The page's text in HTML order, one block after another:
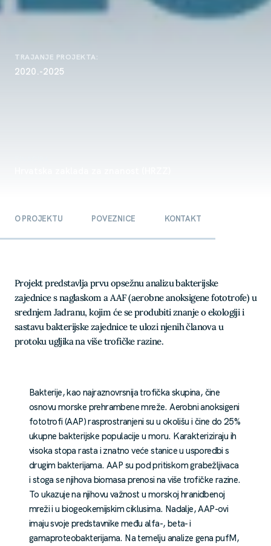
TRAJANJE PROJEKTA:
2020.-2025
O PROJEKTU POVEZNICE KONTAKT
Projekt predstavlja prvu opsežnu analizu bakterijske
zajednice s naglaskom a AAF (aerobne anoksigene fototrofe) u
srednjem Jadranu, kojim će se produbiti znanje o ekologiji i
sastavu bakterijske zajednice te ulozi njenih članova u
protoku ugljika na više trofičke razine.
Bakterije, kao najraznovrsnija trofička skupina, čine
osnovu morske prehrambene mreže. Aerobni anoksigeni
fototrofi (AAP) rasprostranjeni su u okolišu i čine do 25%
ukupne bakterijske populacije u moru. Karakteriziraju ih
visoka stopa rasta i znatno veće stanice u usporedbi s
drugim bakterijama. AAP su pod pritiskom grabežljivaca
i stoga se njihova biomasa prenosi na više trofičke razine.
To ukazuje na njihovu važnost u morskoj hranidbenoj
mreži i u biogeokemijskim ciklusima. Nadalje, AAP-ovi
imaju svoje predstavnike među alfa-, beta- i
gamaproteobakterijama. Na temelju analize gena pufM,